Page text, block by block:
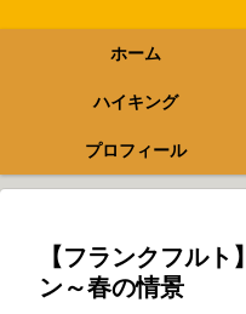
ホーム
ハイキング
プロフィール
【フランクフル
ン～春の情景